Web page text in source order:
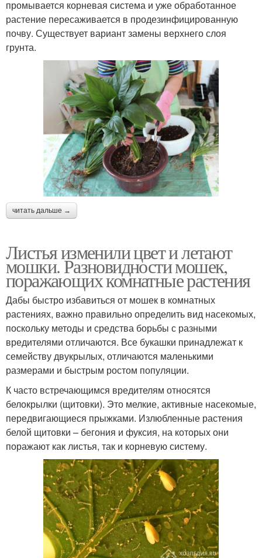
промывается корневая система и уже обработанное
растение пересаживается в продезинфицированную
почву. Существует вариант замены верхнего слоя
грунта.
читать дальше →
Листья изменили цвет и летают
мошки. Разновидности мошек,
поражающих комнатные растения
Дабы быстро избавиться от мошек в комнатных
растениях, важно правильно определить вид насекомых,
поскольку методы и средства борьбы с разными
вредителями отличаются. Все букашки принадлежат к
семейству двукрылых, отличаются маленькими
размерами и быстрым ростом популяции.
К часто встречающимся вредителям относятся
белокрылки (щитовки). Это мелкие, активные насекомые,
передвигающиеся прыжками. Излюбленные растения
белой щитовки – бегония и фуксия, на которых они
поражают как листья, так и корневую систему.